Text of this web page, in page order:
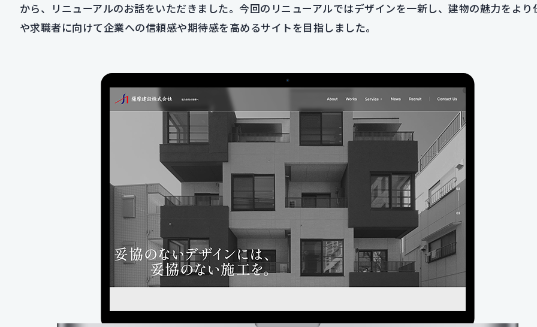
から、リニューアルのお話をいただきました。今回のリニューアルではデザインを一新し、建物の魅力をよ
や求職者に向けて企業への信頼感や期待感を高めるサイトを目指しました。